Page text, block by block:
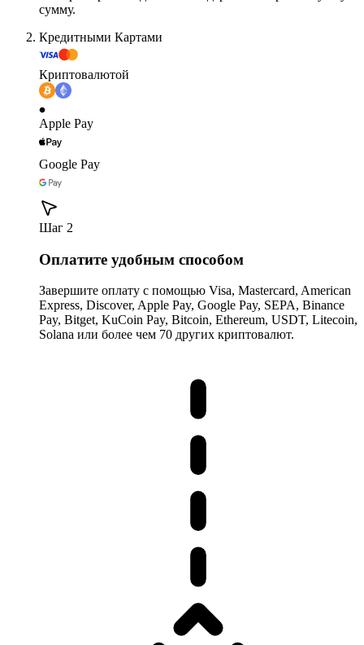
сумму.
Кредитными Картами
Криптовалютой
Apple Pay
Google Pay
Шаг 2
Оплатите удобным способом
Завершите оплату с помощью Visa, Mastercard, American
Express, Discover, Apple Pay, Google Pay, SEPA, Binance
Pay, Bitget, KuCoin Pay, Bitcoin, Ethereum, USDT, Litecoin,
Solana или более чем 70 других криптовалют.